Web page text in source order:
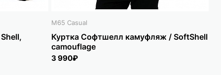
M65 Casual
Куртка Софтшелл камуфляж / SoftShell
camouflage
3 990₽